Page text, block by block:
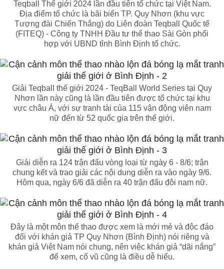
Teqball Thế giới 2024 lần đầu tiên tổ chức tại Việt Nam.
Địa điểm tổ chức là bãi biển TP. Quy Nhơn (khu vực
Tượng đài Chiến Thắng) do Liên đoàn Teqball Quốc tế
(FITEQ) - Công ty TNHH Đầu tư thể thao Sài Gòn phối
hợp với UBND tỉnh Bình Định tổ chức.
Giải Teqball thế giới 2024 - TeqBall World Series tại Quy
Nhơn lần này cũng là lần đầu tiên được tổ chức tại khu
vực châu Á, với sự tranh tài của 115 vận động viên nam
nữ đến từ 52 quốc gia trên thế giới.
Giải diễn ra 124 trận đấu vòng loại từ ngày 6 - 8/6; trận
chung kết và trao giải các nội dung diễn ra vào ngày 9/6.
Hôm qua, ngày 6/6 đã diễn ra 40 trận đấu đôi nam nữ.
Đây là một môn thể thao được xem là mới mẻ và độc đáo
đối với khán giả TP Quy Nhơn (Bình Định) nói riêng và
khán giả Việt Nam nói chung, nên việc khán giả “dãi nắng”
để xem, cổ vũ cũng là điều dễ hiểu.